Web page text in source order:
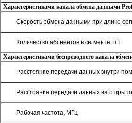
Характеристиками канала обмена данными
Скорость обмена данными при длине
Количество абонентов в сегменте, шт.
Характеристиками беспроводного канала
Расстояние передачи данных внутри
Расстояние передачи данных на
Рабочая частота, МГц